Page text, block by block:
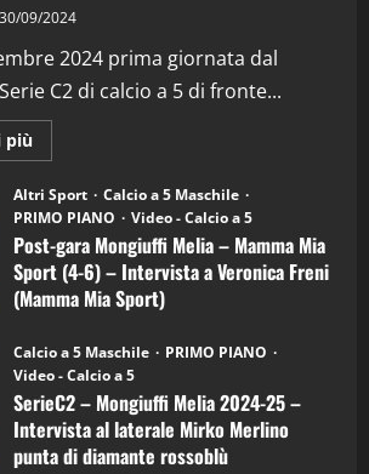
30/09/2024
2024 prima giornata dal
C2 di calcio a 5 di fronte...
più
informazioni
Post-
gara
Mongiuffi
Melia
–
Mamma
Mia
Sport
6)
–
Intervista
a
mister
Arturo
Carciotto
(Mongiuffi
Altri Sport
Calcio a 5 Maschile
PRIMO PIANO
Video - Calcio a 5
Post-gara Mongiuffi Melia – Mamma Mia
Sport (4-6) – Intervista a Veronica Freni
(Mamma Mia Sport)
Calcio a 5 Maschile
PRIMO PIANO
Video - Calcio a 5
SerieC2 – Mongiuffi Melia 2024-25 –
Intervista al laterale Mirko Merlino
punta di diamante rossoblù
“SportEmpire” in Podcast: 29^ Puntata
(Martedi 28 Aprile 2026)
28/04/2026
"SportEmpire" in Podcast
“SportEmpire” in Podcast: 28^ Puntata
(Martedi 21 Aprile 2026)
21/04/2026
“SportEmpire” in Podcast: 27^ Puntata
(Martedi 14 Aprile 2026)
15/04/2026